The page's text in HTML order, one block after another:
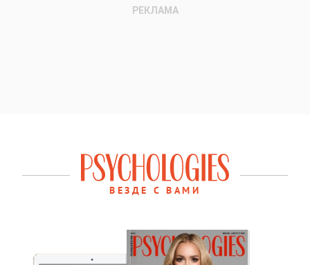
ВЕЗДЕ С ВАМИ